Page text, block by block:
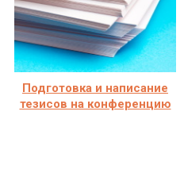
Подготовка и написание
тезисов на конференцию